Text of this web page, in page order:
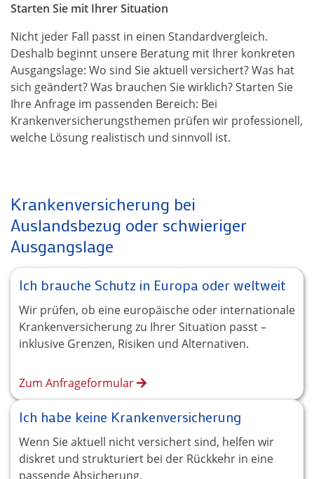
Starten Sie mit Ihrer Situation
Nicht jeder Fall passt in einen Standardvergleich.
Deshalb beginnt unsere Beratung mit Ihrer konkreten
Ausgangslage: Wo sind Sie aktuell versichert? Was hat
sich geändert? Was brauchen Sie wirklich? Starten Sie
Ihre Anfrage im passenden Bereich: Bei
Krankenversicherungsthemen prüfen wir professionell,
welche Lösung realistisch und sinnvoll ist.
Krankenversicherung bei
Auslandsbezug oder schwieriger
Ausgangslage
Ich brauche Schutz in Europa oder weltweit
Wir prüfen, ob eine europäische oder internationale
Krankenversicherung zu Ihrer Situation passt –
inklusive Grenzen, Risiken und Alternativen.
Zum Anfrageformular
Ich habe keine Krankenversicherung
Wenn Sie aktuell nicht versichert sind, helfen wir
diskret und strukturiert bei der Rückkehr in eine
passende Absicherung.